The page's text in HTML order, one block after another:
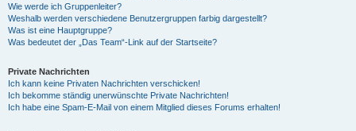
Wie werde ich Gruppenleiter?
Weshalb werden verschiedene Benutzergruppen farbig dargestellt?
Was ist eine Hauptgruppe?
Was bedeutet der „Das Team“-Link auf der Startseite?
Private Nachrichten
Ich kann keine Privaten Nachrichten verschicken!
Ich bekomme ständig unerwünschte Private Nachrichten!
Ich habe eine Spam-E-Mail von einem Mitglied dieses Forums erhalten!